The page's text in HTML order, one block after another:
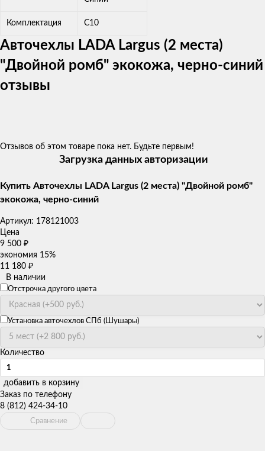
Комплектация C10
Авточехлы LADA Largus (2 места)
"Двойной ромб" экокожа, черно-синий
отзывы
Отзывов об этом товаре пока нет. Будьте первым!
Загрузка данных авторизации
Купить Авточехлы LADA Largus (2 места) "Двойной ромб"
экокожа, черно-синий
Артикул: 178121003
Цена
9 500 ₽
экономия 15%
11 180 ₽
В наличии
Отстрочка другого цвета
Установка авточехлов СПб (Шушары)
Количество
добавить в корзину
Заказ по телефону
8 (812) 424-34-10
Сравнение